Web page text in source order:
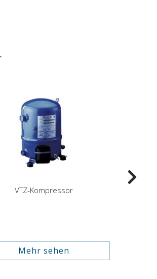
VTZ-Kompressor
Mehr sehen